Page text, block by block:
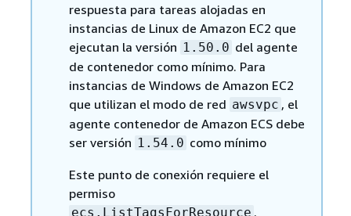
respuesta para tareas alojadas en
instancias de Linux de Amazon EC2 que
ejecutan la versión 1.50.0 del agente
de contenedor como mínimo. Para
instancias de Windows de Amazon EC2
que utilizan el modo de red awsvpc , el
agente contenedor de Amazon ECS debe
ser versión 1.54.0 como mínimo
Este punto de conexión requiere el
permiso
ecs.ListTagsForResource .